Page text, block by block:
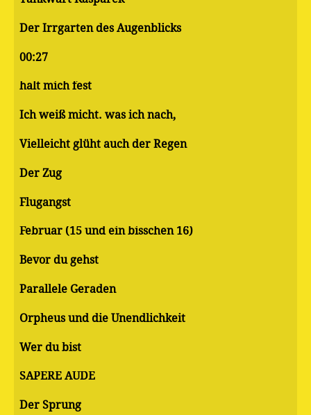
Der Irrgarten des Augenblicks
00:27
halt mich fest
Ich weiß micht. was ich nach,
Vielleicht glüht auch der Regen
Der Zug
Flugangst
Februar (15 und ein bisschen 16)
Bevor du gehst
Parallele Geraden
Orpheus und die Unendlichkeit
Wer du bist
SAPERE AUDE
Der Sprung